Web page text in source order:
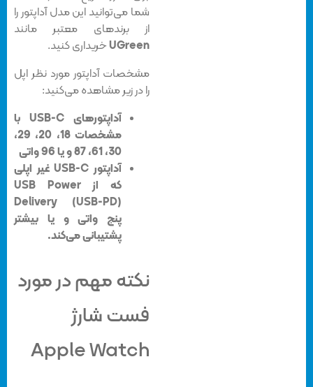
شما می‌توانید این مدل آداپتور را
از برندهای معتبر مانند
UGreenخریداری کنید.
مشخصات آداپتور مورد نظر اپل
را در زیر مشاهده می‌کنید:
آداپتورهای USB-C با
مشخصات 18، 20، 29،
آداپتور USB-C غیر اپلی
که از USB Power
Delivery (USB-PD)
پنج واتی و یا بیشتر
پشتیبانی می‌کند.
نکته مهم در مورد
فست شارژ
Apple Watch